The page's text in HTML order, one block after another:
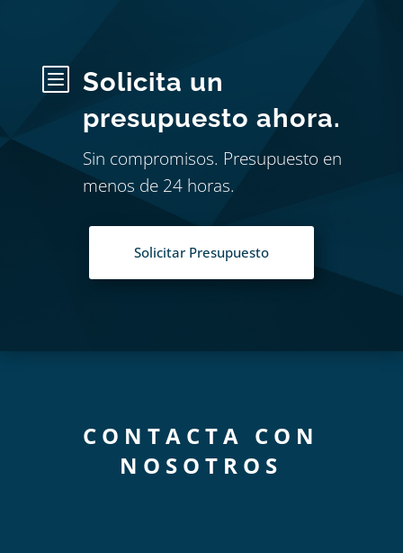
b
Solicita un
presupuesto ahora.
Sin compromisos. Presupuesto en
menos de 24 horas.
Solicitar Presupuesto
CONTACTA CON
NOSOTROS